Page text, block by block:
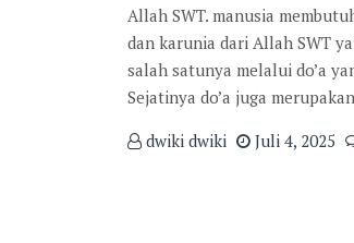
Allah SWT. manusia
dan karunia dari Allah SWT
salah satunya melalui do’a
Sejatinya do’a juga
dwiki dwiki
Juli 4, 2025